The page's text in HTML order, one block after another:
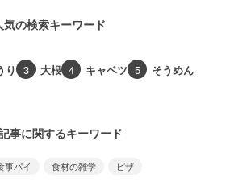
気の検索キーワード
り 3 大根 4 キャベツ 5 そうめん
事に関するキーワード
事パイ 食材の雑学 ピザ